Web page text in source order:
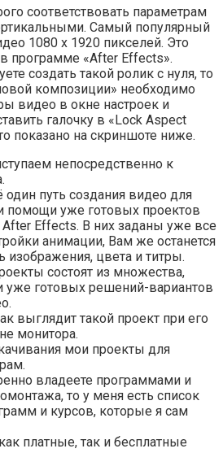
соответствовать параметрам
Самый популярный
1080 х 1920 пикселей. Это
программе «After Effects».
создать такой ролик с нуля, то
композиции» необходимо
видео в окне настроек и
галочку в «Lock Aspect
показано на скриншоте ниже.
непосредственно к
путь создания видео для
помощи уже готовых проектов
Effects. В них заданы уже все
анимации, Вам же останется
изображения, цвета и титры.
состоят из множества,
уже готовых решений-вариантов
выглядит такой проект при его
монитора.
мои проекты для
владеете программами и
то у меня есть список
и курсов, которые я сам
платные, так и бесплатные